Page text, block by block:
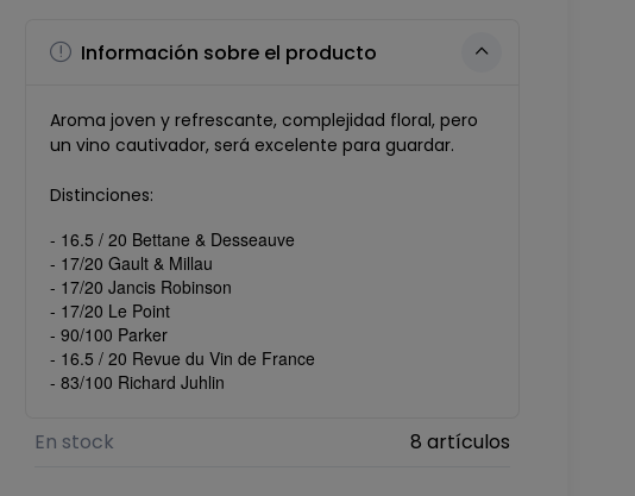
Información sobre el producto
Aroma joven y refrescante, complejidad floral, pero
un vino cautivador, será excelente para guardar.
Distinciones:
- 16.5 / 20 Bettane & Desseauve
- 17/20 Gault & Millau
- 17/20 Jancis Robinson
- 17/20 Le Point
- 90/100 Parker
- 16.5 / 20 Revue du Vin de France
- 83/100 Richard Juhlin
En stock 8 artículos